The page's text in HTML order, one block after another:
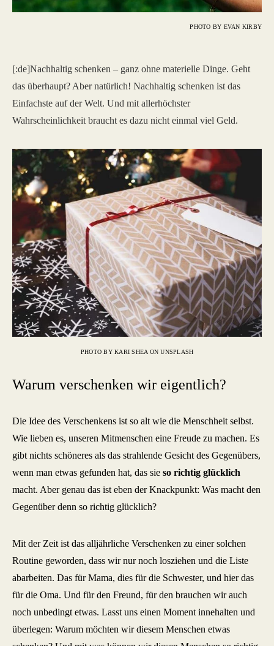
PHOTO BY EVAN KIRBY
[:de]Nachhaltig schenken – ganz ohne materielle Dinge. Geht
das überhaupt? Aber natürlich! Nachhaltig schenken ist das
Einfachste auf der Welt. Und mit allerhöchster
Wahrscheinlichkeit braucht es dazu nicht einmal viel Geld.
PHOTO BY KARI SHEA ON UNSPLASH
Warum verschenken wir eigentlich?
Die Idee des Verschenkens ist so alt wie die Menschheit selbst.
Wie lieben es, unseren Mitmenschen eine Freude zu machen. Es
gibt nichts schöneres als das strahlende Gesicht des Gegenübers,
wenn man etwas gefunden hat, das sie so richtig glücklich
macht. Aber genau das ist eben der Knackpunkt: Was macht den
Gegenüber denn so richtig glücklich?
Mit der Zeit ist das alljährliche Verschenken zu einer solchen
Routine geworden, dass wir nur noch losziehen und die Liste
abarbeiten. Das für Mama, dies für die Schwester, und hier das
für die Oma. Und für den Freund, für den brauchen wir auch
noch unbedingt etwas. Lasst uns einen Moment innehalten und
überlegen: Warum möchten wir diesem Menschen etwas